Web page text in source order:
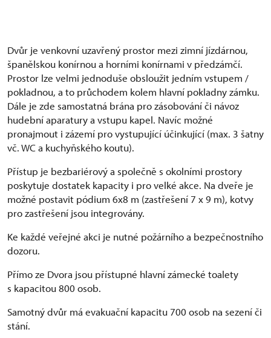
Dvůr je venkovní uzavřený prostor mezi zimní jízdárnou,
španělskou konírnou a horními konírnami v předzámčí.
Prostor lze velmi jednoduše obsloužit jedním vstupem /
pokladnou, a to průchodem kolem hlavní pokladny zámku.
Dále je zde samostatná brána pro zásobování či návoz
hudební aparatury a vstupu kapel. Navíc možné
pronajmout i zázemí pro vystupující účinkující (max. 3 šatny
vč. WC a kuchyňského koutu).
Přístup je bezbariérový a společně s okolními prostory
poskytuje dostatek kapacity i pro velké akce. Na dveře je
možné postavit pódium 6x8 m (zastřešení 7 x 9 m), kotvy
pro zastřešení jsou integrovány.
Ke každé veřejné akci je nutné požárního a bezpečnostního
dozoru.
Přímo ze Dvora jsou přístupné hlavní zámecké toalety
s kapacitou 800 osob.
Samotný dvůr má evakuační kapacitu 700 osob na sezení či
stání.